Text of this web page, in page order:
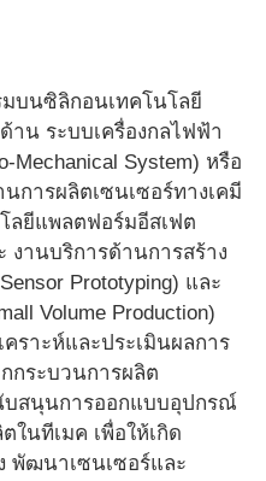
บนซิลิกอนเทคโนโลยี
าน ระบบเครื่องกลไฟฟ้า
Mechanical System) หรือ
การผลิตเซนเซอร์ทางเคมี
ลยีแพลตฟอร์มอีสเฟต
งานบริการด้านการสร้าง
Prototyping) และ
Volume Production)
ราะห์และประเมินผลการ
กระบวนการผลิต
บสนุนการออกแบบอุปกรณ์
ในทีเมค เพื่อให้เกิด
พัฒนาเซนเซอร์และ